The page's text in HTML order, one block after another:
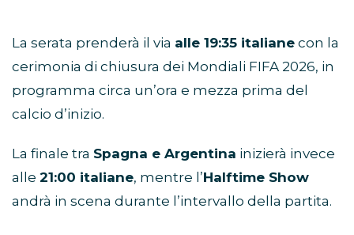
La serata prenderà il via alle 19:35 italiane con la
cerimonia di chiusura dei Mondiali FIFA 2026, in
programma circa un’ora e mezza prima del
calcio d’inizio.
La finale tra Spagna e Argentina inizierà invece
alle 21:00 italiane, mentre l’Halftime Show
andrà in scena durante l’intervallo della partita.